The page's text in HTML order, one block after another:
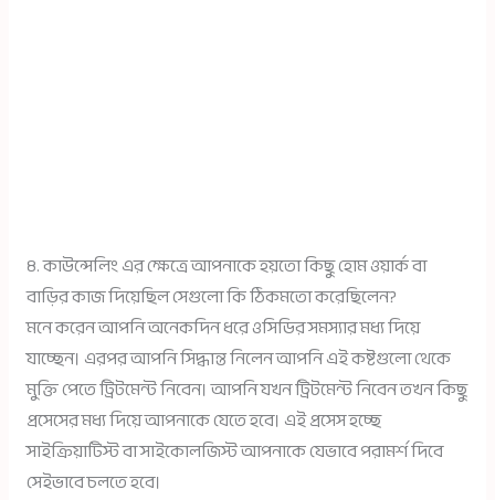
৪. কাউন্সেলিং এর ক্ষেত্রে আপনাকে হয়তো কিছু হোম ওয়ার্ক বা
বাড়ির কাজ দিয়েছিল সেগুলো কি ঠিকমতো করেছিলেন?
মনে করেন আপনি অনেকদিন ধরে ওসিডির সমস্যার মধ্য দিয়ে
যাচ্ছেন। এরপর আপনি সিদ্ধান্ত নিলেন আপনি এই কষ্টগুলো থেকে
মুক্তি পেতে ট্রিটমেন্ট নিবেন। আপনি যখন ট্রিটমেন্ট নিবেন তখন কিছু
প্রসেসের মধ্য দিয়ে আপনাকে যেতে হবে। এই প্রসেস হচ্ছে
সাইক্রিয়াটিস্ট বা সাইকোলজিস্ট আপনাকে যেভাবে পরামর্শ দিবে
সেইভাবে চলতে হবে।